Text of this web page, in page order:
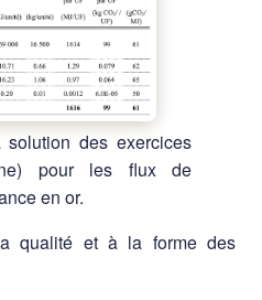
des exercices
pour les flux de
en or.
qualité et à la forme des